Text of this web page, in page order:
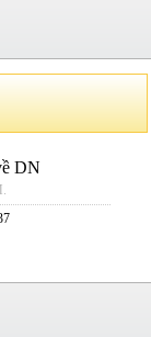
DN